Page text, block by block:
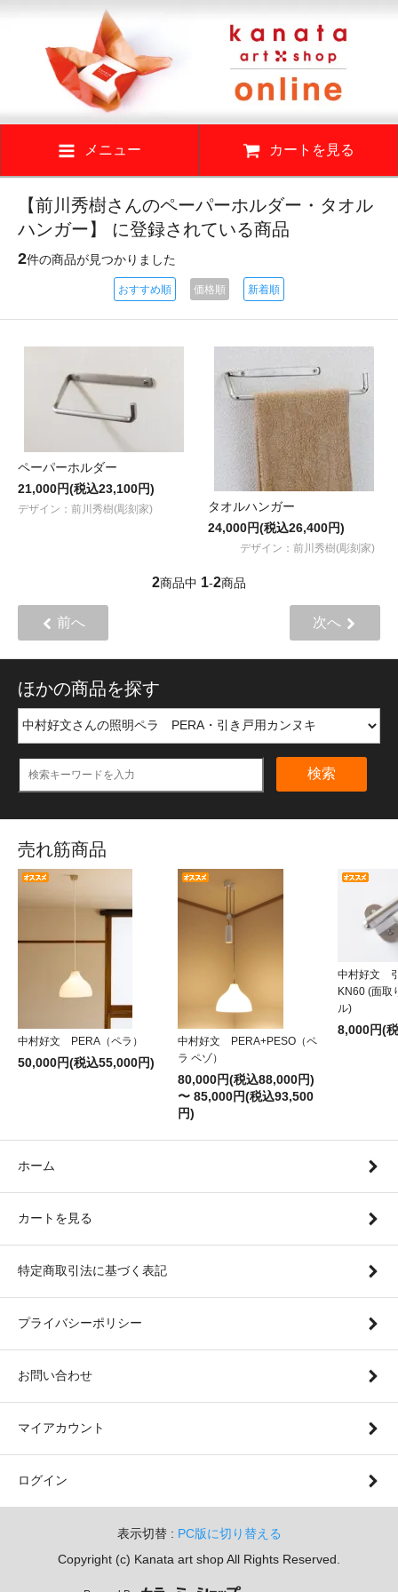
メニュー カートを見る
【前川秀樹さんのペーパーホルダー・タオル
ハンガー】 に登録されている商品
2件の商品が見つかりました
おすすめ順 価格順 新着順
ペーパーホルダー
21,000円(税込23,100円)
デザイン：前川秀樹(彫刻家)
タオルハンガー
24,000円(税込26,400円)
デザイン：前川秀樹(彫刻家)
2商品中 1-2商品
前へ 次へ
ほかの商品を探す
検索
売れ筋商品
中村好文 PERA（ペラ）
50,000円(税込55,000円)
中村好文 PERA+PESO（ペ
ラ ペゾ）
80,000円(税込88,000円)
〜 85,000円(税込93,500
円)
中村好文
KN60 (面取
ル)
8,000円(
ホーム
カートを見る
特定商取引法に基づく表記
プライバシーポリシー
お問い合わせ
マイアカウント
ログイン
表示切替 : PC版に切り替える
Copyright (c) Kanata art shop All Rights Reserved.